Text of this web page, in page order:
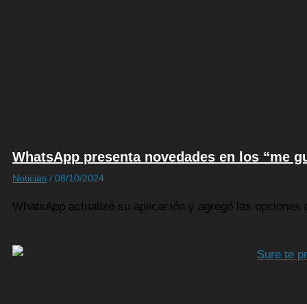
WhatsApp presenta novedades en los “me
Noticias / 08/10/2024
WhatsApp actualizó su aplicación y agregó las